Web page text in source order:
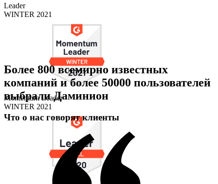
Leader
WINTER 2021
Momentum Leader
WINTER 2021
Более 800 всемирно известных
компаний и более 50000 пользователей
выбрали Даминион
Что о нас говорят клиенты